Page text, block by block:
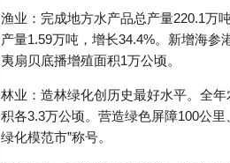
渔业：完成地方水产品总产量220.1万
产量1.59万吨，增长34.4%。新增海
夷扇贝底播增殖面积1万公顷。
林业：造林绿化创历史最好水平。全
积各3.3万公顷。营造绿色屏障100公
绿化模范市”称号。